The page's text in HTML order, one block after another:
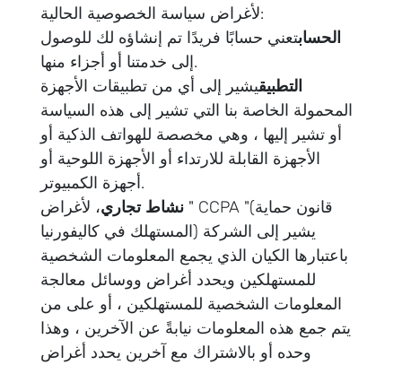
لأغراض سياسة الخصوصية الحالية:
الحسابتعني حسابًا فريدًا تم إنشاؤه لك للوصول
إلى خدمتنا أو أجزاء منها.
التطبيقيشير إلى أي من تطبيقات الأجهزة
المحمولة الخاصة بنا التي تشير إلى هذه السياسة
أو تشير إليها ، وهي مخصصة للهواتف الذكية أو
الأجهزة القابلة للارتداء أو الأجهزة اللوحية أو
أجهزة الكمبيوتر.
نشاط تجاري، لأغراض " CCPA "(قانون حماية
المستهلك في كاليفورنيا) يشير إلى الشركة
باعتبارها الكيان الذي يجمع المعلومات الشخصية
للمستهلكين ويحدد أغراض ووسائل معالجة
المعلومات الشخصية للمستهلكين ، أو على من
يتم جمع هذه المعلومات نيابةً عن الآخرين ، وهذا
وحده أو بالاشتراك مع آخرين يحدد أغراض